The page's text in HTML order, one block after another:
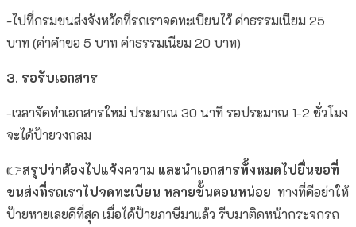
-ไปที่กรมขนส่งจังหวัดที่รถเราจดทะเบียนไว้ ค่าธรรมเนียม 25
บาท (ค่าคำขอ 5 บาท ค่าธรรมเนียม 20 บาท)
3. รอรับเอกสาร
-เวลาจัดทำเอกสารใหม่ ประมาณ 30 นาที รอประมาณ 1-2 ชั่วโมง
จะได้ป้ายวงกลม
👉สรุปว่าต้องไปแจ้งความ และนำเอกสารทั้งหมดไปยื่นขอที่
ขนส่งที่รถเราไปจดทะเบียน หลายขั้นตอนหน่อย ทางที่ดีอย่าให้
ป้ายหายเลยดีที่สุด เมื่อได้ป้ายภาษีมาแล้ว รีบมาติดหน้ากระจกรถ